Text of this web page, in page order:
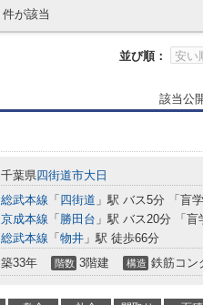
件が該当
並び順：
該当公
千葉県四街道市大日
総武本線 「 四街道 」駅 バス5分 「盲
京成本線 「 勝田台 」駅 バス20分 「
総武本線 「 物井 」駅 徒歩66分
築33年 階数 3階建 構造 鉄筋コン